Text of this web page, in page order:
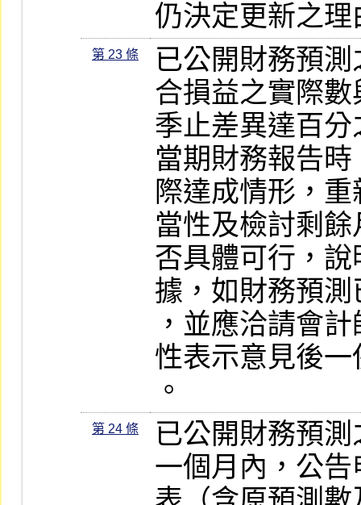
仍決定更新之理
第 23 條
已公開財務預
合損益之實際
季止差異達百
當期財務報告
際達成情形，
當性及檢討剩
否具體可行，
據，如財務預
，並應洽請會
性表示意見後
。
第 24 條
已公開財務預
一個月內，公